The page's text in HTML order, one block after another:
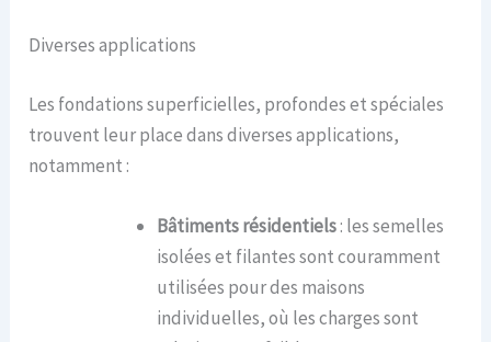
Diverses applications
Les fondations superficielles, profondes et spéciales
trouvent leur place dans diverses applications,
notamment :
Bâtiments résidentiels: les semelles
isolées et filantes sont couramment
utilisées pour des maisons
individuelles, où les charges sont